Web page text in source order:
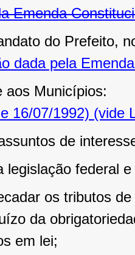
Emenda
do Prefeito,
dada pela
aos Municípios:
16/07/1992) (vide
de
legislação federal
os tributos
da
em lei;